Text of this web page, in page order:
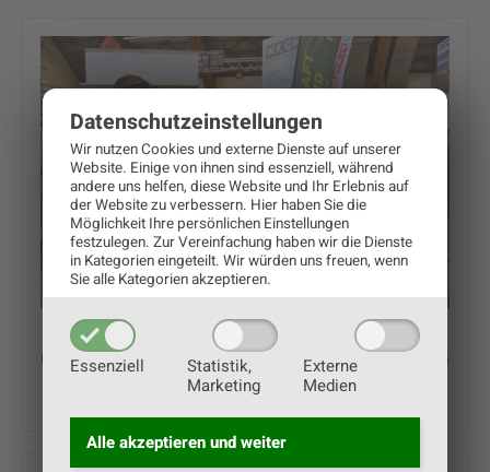
Datenschutz­einstellungen
Wir nutzen Cookies und externe Dienste auf unserer
Website. Einige von ihnen sind essenziell, während
andere uns helfen, diese Website und Ihr Erlebnis auf
der Website zu verbessern. Hier haben Sie die
Möglichkeit Ihre persönlichen Einstellungen
festzulegen. Zur Vereinfachung haben wir die Dienste
in Kategorien eingeteilt. Wir würden uns freuen, wenn
Sie alle Kategorien akzeptieren.
Essenziell
Statistik,
Marketing
Externe
Medien
Alle akzeptieren undweiter
Als einer der großen Lehrlings-Ausbilder ist UNSER
LAGERHAUS stets bestrebt, jungen, motivierten Menschen
eine fundierte Ausbildung mit laufenden